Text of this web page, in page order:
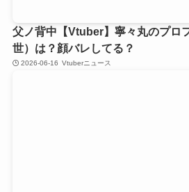
父ノ背中【Vtuber】寧々丸のプロ
世）は？顔バレしてる？
2026-06-16 Vtuberニュース